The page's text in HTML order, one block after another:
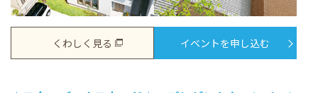
くわしく見る イベントを申し込む